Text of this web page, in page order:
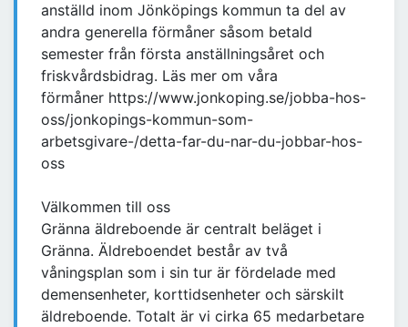
anställd inom Jönköpings kommun ta del av
andra generella förmåner såsom betald
semester från första anställningsåret och
friskvårdsbidrag. Läs mer om våra
förmåner https://www.jonkoping.se/jobba-hos-
oss/jonkopings-kommun-som-
arbetsgivare-/detta-far-du-nar-du-jobbar-hos-
oss
Välkommen till oss
Gränna äldreboende är centralt beläget i
Gränna. Äldreboendet består av två
våningsplan som i sin tur är fördelade med
demensenheter, korttidsenheter och särskilt
äldreboende. Totalt är vi cirka 65 medarbetare